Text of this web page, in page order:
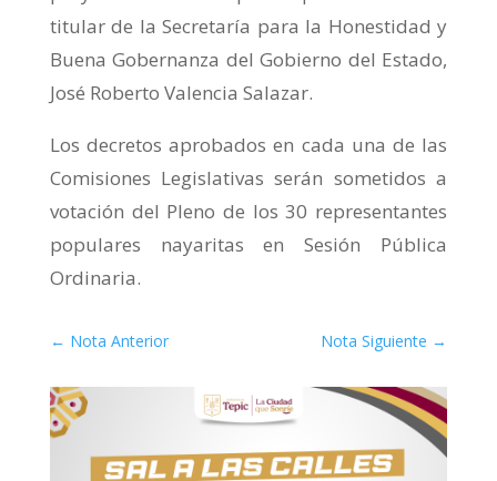
titular de la Secretaría para la Honestidad y
Buena Gobernanza del Gobierno del Estado,
José Roberto Valencia Salazar.
Los decretos aprobados en cada una de las
Comisiones Legislativas serán sometidos a
votación del Pleno de los 30 representantes
populares nayaritas en Sesión Pública
Ordinaria.
← Nota Anterior Nota Siguiente →